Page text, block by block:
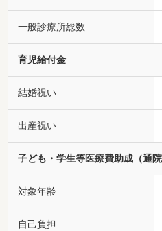
一般診療所総数
育児給付金
結婚祝い
出産祝い
子ども・学生等医療費助成（通院
対象年齢
自己負担